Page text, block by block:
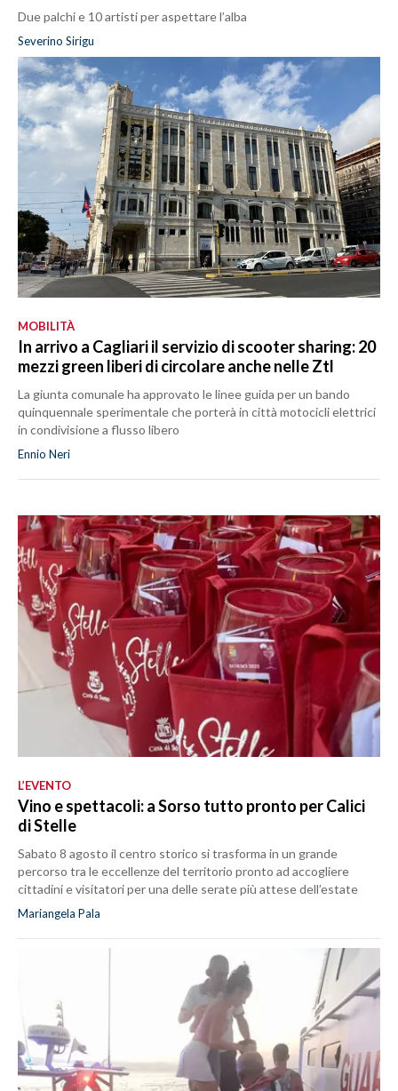
Due palchi e 10 artisti per aspettare l’alba
Severino Sirigu
MOBILITÀ
In arrivo a Cagliari il servizio di scooter sharing: 20
mezzi green liberi di circolare anche nelle Ztl
La giunta comunale ha approvato le linee guida per un bando
quinquennale sperimentale che porterà in città motocicli elettrici
in condivisione a flusso libero
Ennio Neri
L’EVENTO
Vino e spettacoli: a Sorso tutto pronto per Calici
di Stelle
Sabato 8 agosto il centro storico si trasforma in un grande
percorso tra le eccellenze del territorio pronto ad accogliere
cittadini e visitatori per una delle serate più attese dell’estate
Mariangela Pala